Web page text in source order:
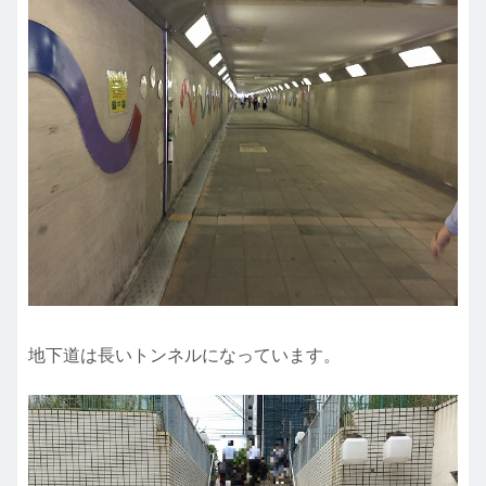
地下道は長いトンネルになっています。